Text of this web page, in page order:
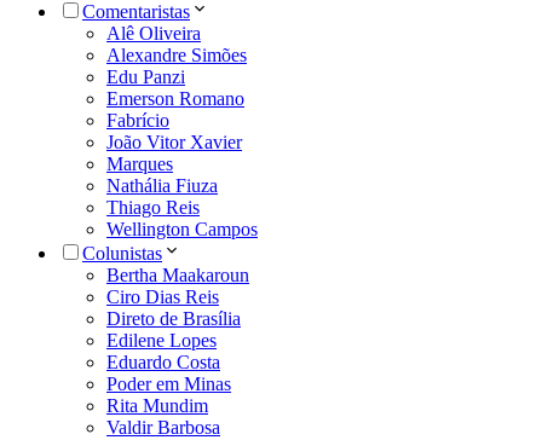
Comentaristas
Alê Oliveira
Alexandre Simões
Edu Panzi
Emerson Romano
Fabrício
João Vitor Xavier
Marques
Nathália Fiuza
Thiago Reis
Wellington Campos
Colunistas
Bertha Maakaroun
Ciro Dias Reis
Direto de Brasília
Edilene Lopes
Eduardo Costa
Poder em Minas
Rita Mundim
Valdir Barbosa